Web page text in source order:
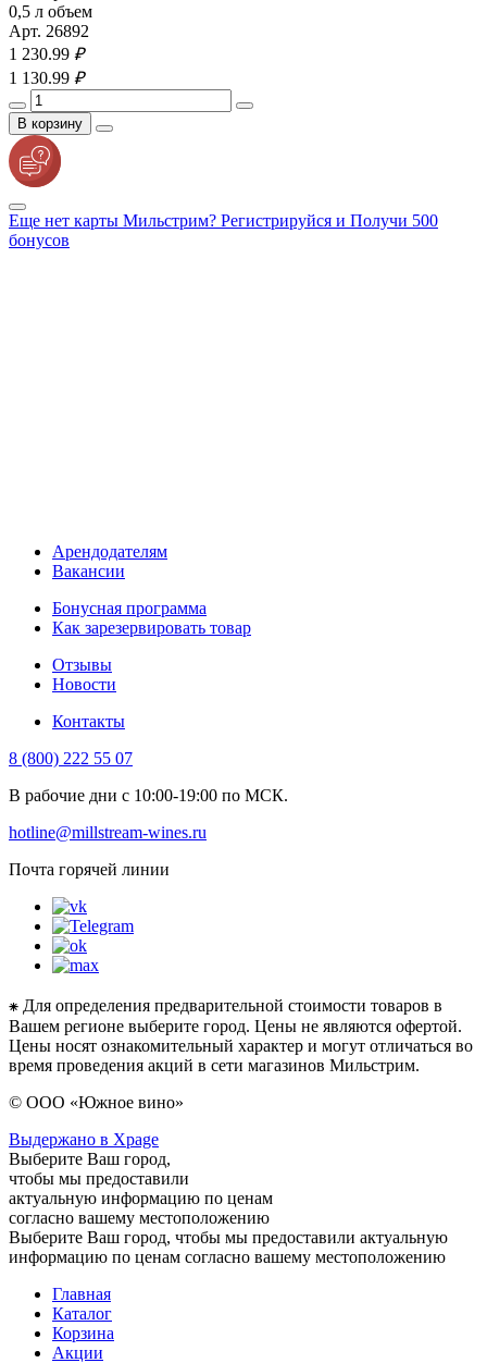
0,5 л объем
Арт. 26892
1 230.99 ₽
1 130.99 ₽
В корзину
Еще нет карты Мильстрим? Регистрируйся и Получи 500
бонусов
Арендодателям
Вакансии
Бонусная программа
Как зарезервировать товар
Отзывы
Новости
Контакты
8 (800) 222 55 07
В рабочие дни с 10:00-19:00 по МСК.
hotline@millstream-wines.ru
Почта горячей линии
⁕ Для определения предварительной стоимости товаров в
Вашем регионе выберите город. Цены не являются офертой.
Цены носят ознакомительный характер и могут отличаться во
время проведения акций в сети магазинов Мильстрим.
© ООО «Южное вино»
Выдержано в Xpage
Выберите Ваш город,
чтобы мы предоставили
актуальную информацию по ценам
согласно вашему местоположению
Выберите Ваш город, чтобы мы предоставили актуальную
информацию по ценам согласно вашему местоположению
Главная
Каталог
Корзина
Акции